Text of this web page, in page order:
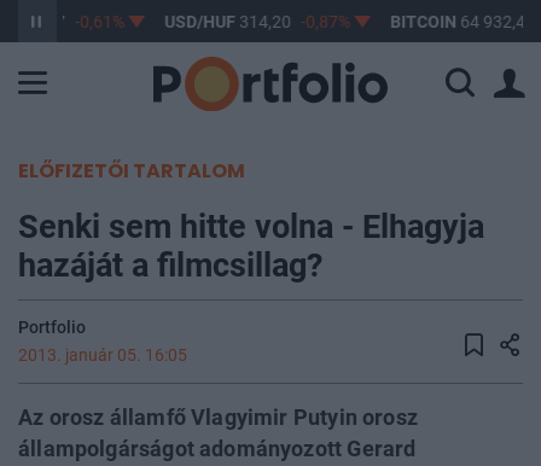
363,17 -0,61% USD/HUF314,20 -0,87% BITCOIN 64 932,43
ELŐFIZETŐI TARTALOM
Senki sem hitte volna - Elhagyja
hazáját a filmcsillag?
Portfolio
2013. január 05. 16:05
Az orosz államfő Vlagyimir Putyin orosz
állampolgárságot adományozott Gerard